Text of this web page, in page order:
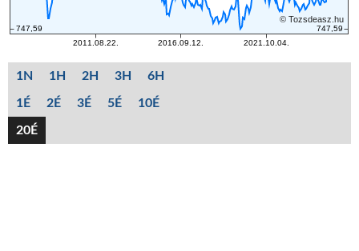
1N 1H 2H 3H 6H
1É 2É 3É 5É 10É
20É